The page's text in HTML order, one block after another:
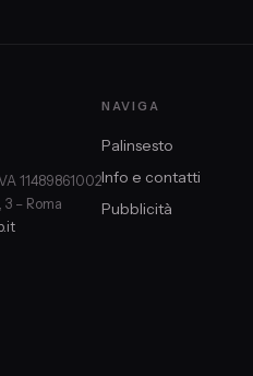
11489861002
– Roma
NAVIGA
Palinsesto
Info e contatti
Pubblicità